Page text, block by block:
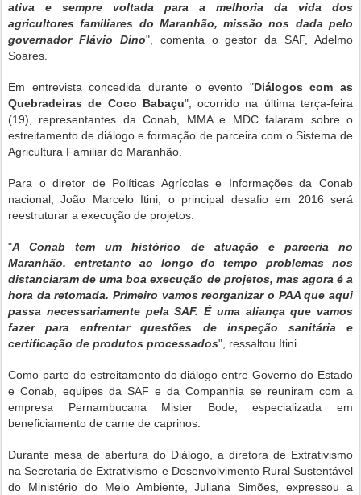
ativa e sempre voltada para a melhoria da vida dos
agricultores familiares do Maranhão, missão nos dada pelo
governador Flávio Dino", comenta o gestor da SAF, Adelmo
Soares.
Em entrevista concedida durante o evento "Diálogos com as
Quebradeiras de Coco Babaçu", ocorrido na última terça-feira
(19), representantes da Conab, MMA e MDC falaram sobre o
estreitamento de diálogo e formação de parceira com o Sistema de
Agricultura Familiar do Maranhão.
Para o diretor de Políticas Agrícolas e Informações da Conab
nacional, João Marcelo Itini, o principal desafio em 2016 será
reestruturar a execução de projetos.
"A Conab tem um histórico de atuação e parceria no
Maranhão, entretanto ao longo do tempo problemas nos
distanciaram de uma boa execução de projetos, mas agora é a
hora da retomada. Primeiro vamos reorganizar o PAA que aqui
passa necessariamente pela SAF. É uma aliança que vamos
fazer para enfrentar questões de inspeção sanitária e
certificação de produtos processados", ressaltou Itini.
Como parte do estreitamento do diálogo entre Governo do Estado
e Conab, equipes da SAF e da Companhia se reuniram com a
empresa Pernambucana Mister Bode, especializada em
beneficiamento de carne de caprinos.
Durante mesa de abertura do Diálogo, a diretora de Extrativismo
na Secretaria de Extrativismo e Desenvolvimento Rural Sustentável
do Ministério do Meio Ambiente, Juliana Simões, expressou a